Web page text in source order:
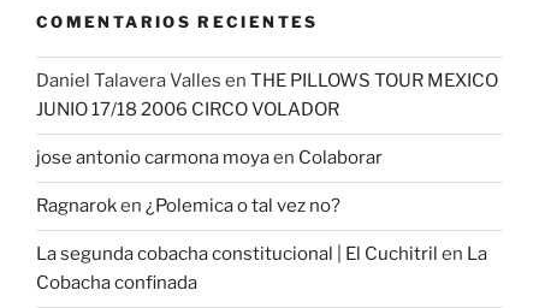
COMENTARIOS RECIENTES
Daniel Talavera Valles en THE PILLOWS TOUR MEXICO
JUNIO 17/18 2006 CIRCO VOLADOR
jose antonio carmona moyaen Colaborar
Ragnaroken ¿Polemica o tal vez no?
La segunda cobacha constitucional | El Cuchitril en La
Cobacha confinada